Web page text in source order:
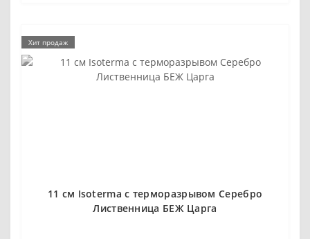
Хит продаж
11 см Isoterma с терморазрывом Серебро
Лиственница БЕЖ Царга